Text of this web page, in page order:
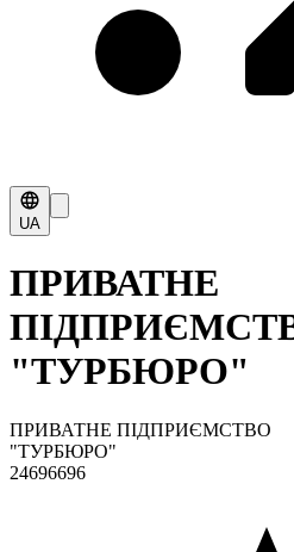
UA
ПРИВАТНЕ
"ТУРБЮРО"
ПРИВАТНЕ ПІДПРИЄМСТВО
"ТУРБЮРО"
24696696